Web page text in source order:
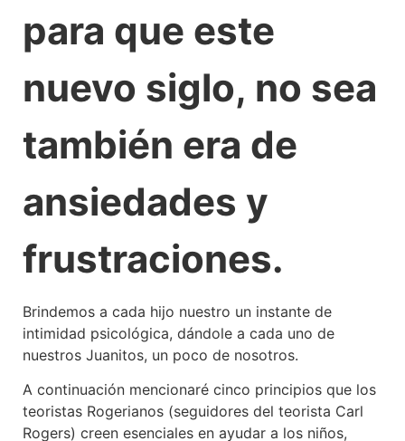
para que este
nuevo siglo, no sea
también era de
ansiedades y
frustraciones.
Brindemos a cada hijo nuestro un instante de
intimidad psicológica, dándole a cada uno de
nuestros Juanitos, un poco de nosotros.
A continuación mencionaré cinco principios que los
teoristas Rogerianos (seguidores del teorista Carl
Rogers) creen esenciales en ayudar a los niños,